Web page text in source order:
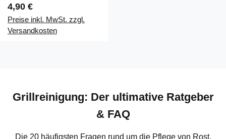
Regulärer Preis:
4,90 €
Preise inkl. MwSt. zzgl.
Versandkosten
Grillreinigung: Der ultimative Ratgeber
& FAQ
Die 20 häufigsten Fragen rund um die Pflege von Rost,